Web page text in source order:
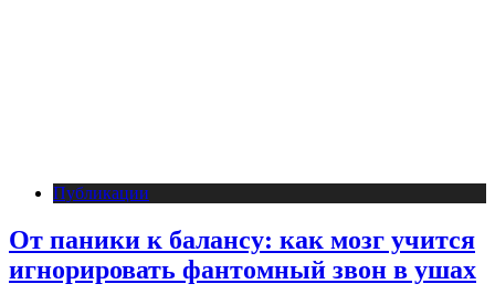
Публикации
От паники к балансу: как мозг учится
игнорировать фантомный звон в ушах